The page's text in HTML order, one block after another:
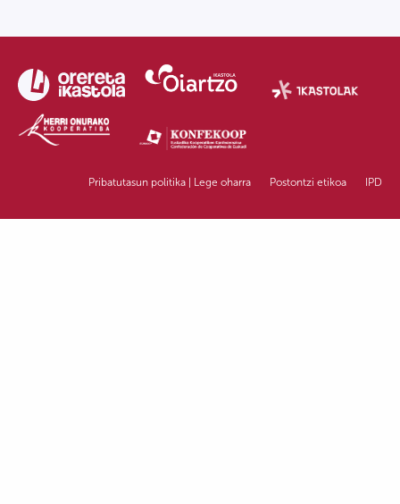
Pribatutasun politika | Lege oharra Postontzi etikoa IPD